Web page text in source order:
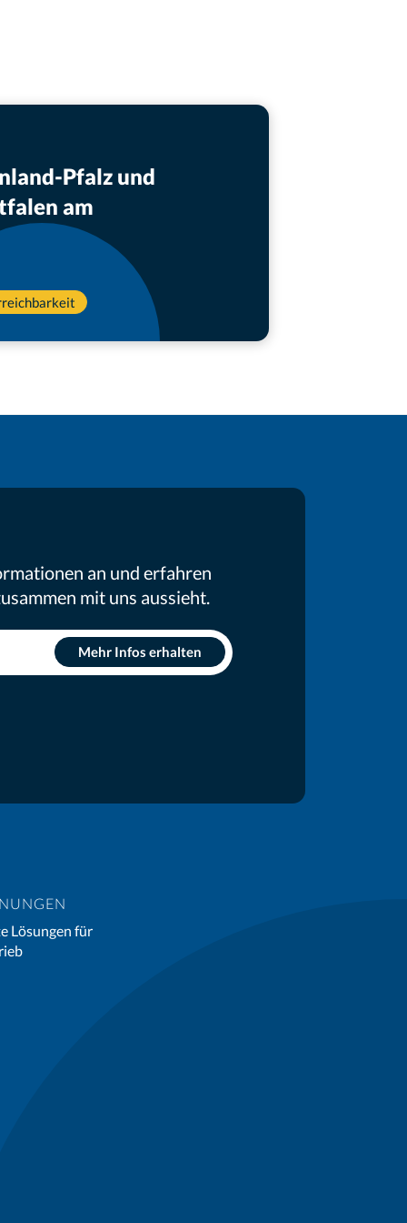
Pfalz und
am
an und erfahren
mit uns aussieht.
Lösungen für